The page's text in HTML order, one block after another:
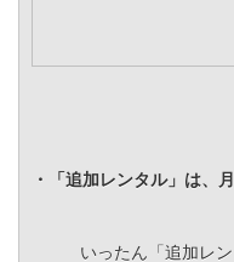
・「追加レンタル」は、
いったん「追加レ